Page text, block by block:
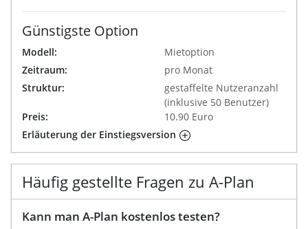
Günstigste Option
Modell:
Mietoption
Zeitraum:
pro Monat
Struktur:
gestaffelte Nutzeranzahl
(inklusive 50 Benutzer)
Preis:
10.90 Euro
Erläuterung der Einstiegsversion
Häufig gestellte Fragen zu A-Plan
Kann man A-Plan kostenlos testen?